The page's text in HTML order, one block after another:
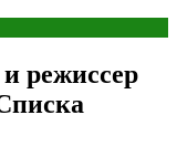
режиссер